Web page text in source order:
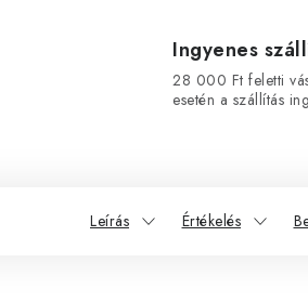
Ingyenes
28 000 Ft feletti
esetén a szállítás
Leírás Értékelés